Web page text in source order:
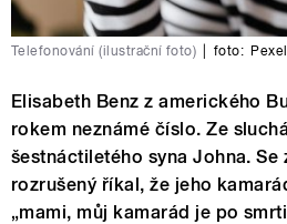
Telefonování (ilustrační foto) foto:
Elisabeth Benz z amerického
rokem neznámé číslo. Ze
šestnáctiletého syna Johna. Se
rozrušený říkal, že jeho
„mami, můj kamarád je po